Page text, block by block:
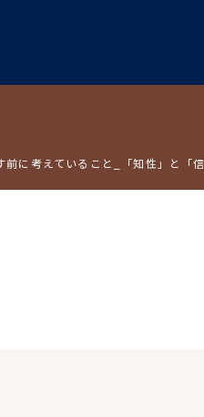
前に考えていること_「知性」と「